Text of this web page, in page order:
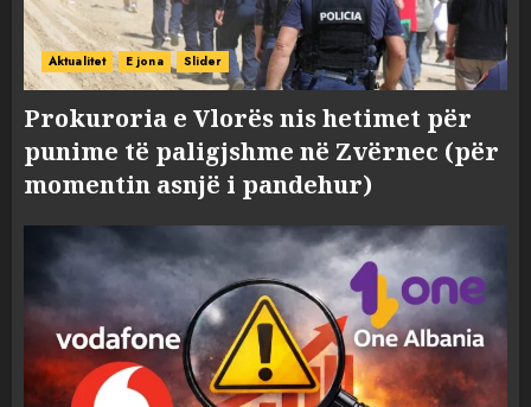
Aktualitet E jona Slider
Prokuroria e Vlorës nis hetimet për
punime të paligjshme në Zvërnec (për
momentin asnjë i pandehur)